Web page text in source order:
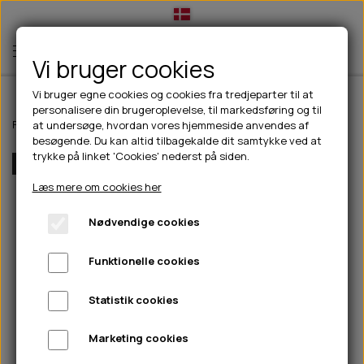
TIL HUND
💧FODER- VANDSKÅLE
CHICOPEE
GODBIDSTASKE
HALSBÅND
🦴 GODBIDDER & SNACKS
🍖 SMAGSVARIANTER
🎾 LEGETØJ
TÆNDER, ØRE, ØJE, POTER & NÆSE
🐾 UDSTYR & KOMFORT
TIL HUNDEEJER
DRIKKEFLASKER/TERMOFLASKER
HUER OG VANTER
PINEWOOD SALES
TIL KAT
TILBUD
NYHEDER
ABONNEMENT
Forside Til hunde hundelegetøj Dog Comets Alien Octo - L
Flere Farver
Vi bruger cookies
Vi bruger egne cookies og cookies fra tredjeparter til at
personalisere din brugeroplevelse, til markedsføring og til
at undersøge, hvordan vores hjemmeside anvendes af
besøgende. Du kan altid tilbagekalde dit samtykke ved at
trykke på linket 'Cookies' nederst på siden.
Læs mere om cookies her
Nødvendige cookies
Funktionelle cookies
Statistik cookies
Marketing cookies